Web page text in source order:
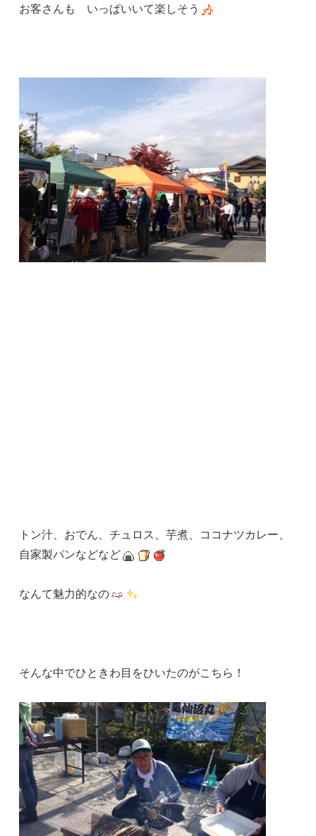
お客さんも いっぱいいて楽しそう
トン汁、おでん、チュロス、芋煮、ココナツカレー、
自家製パンなどなど
なんて魅力的なの
そんな中でひときわ目をひいたのがこちら！